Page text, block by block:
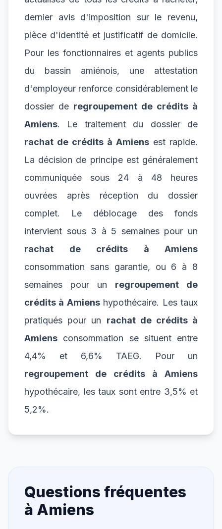
dernier avis d'imposition sur le revenu,
pièce d'identité et justificatif de domicile.
Pour les fonctionnaires et agents publics
du bassin amiénois, une attestation
d'employeur renforce considérablement le
dossier de regroupement de crédits à
Amiens. Le traitement du dossier de
rachat de crédits à Amiens est rapide.
La décision de principe est généralement
communiquée sous 24 à 48 heures
ouvrées après réception du dossier
complet. Le déblocage des fonds
intervient sous 3 à 5 semaines pour un
rachat de crédits à Amiens
consommation sans garantie, ou 6 à 8
semaines pour un regroupement de
crédits à Amienshypothécaire. Les taux
pratiqués pour un rachat de crédits à
Amiens consommation se situent entre
4,4% et 6,6% TAEG. Pour un
regroupement de crédits à Amiens
hypothécaire, les taux sont entre 3,5% et
5,2%.
Questions fréquentes
à Amiens